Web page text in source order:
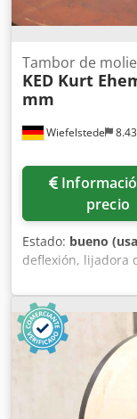
Wiefelstede
Tambor de
KED Kurt
mm
Información de
precio
Estado: bueno
deflexión, lijadora
lijadora de
transportadora,
repuesto, cinta
rodillos de apoyo -
de rectificado,
mm -Agujero: Ø
Dimensiones:Ø
Peso: 16,4 kg